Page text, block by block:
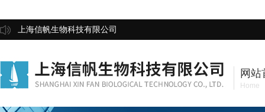
上海信帆生物科技有限公司
网站
Home